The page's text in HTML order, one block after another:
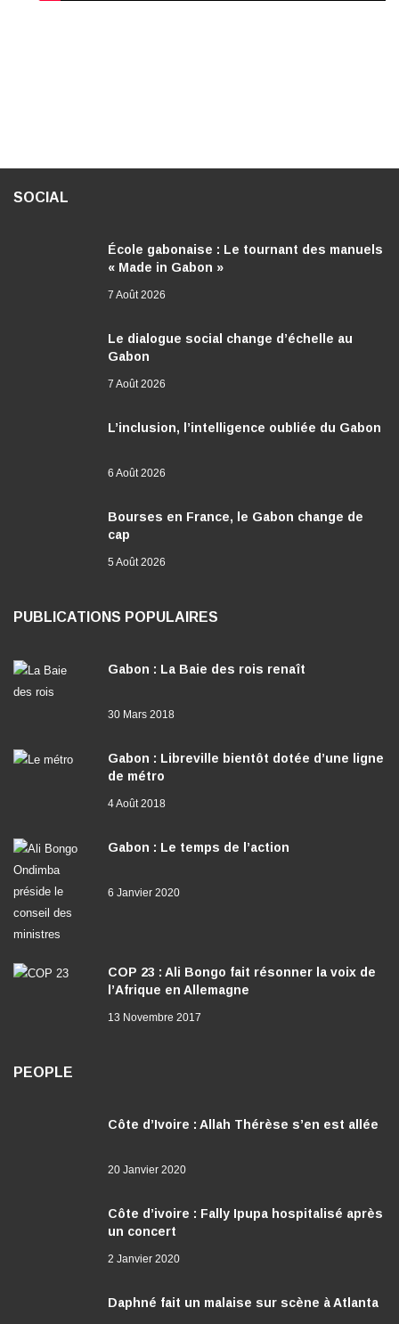
SOCIAL
École gabonaise : Le tournant des manuels
« Made in Gabon »
7 Août 2026
Le dialogue social change d’échelle au
Gabon
7 Août 2026
L’inclusion, l’intelligence oubliée du Gabon
6 Août 2026
Bourses en France, le Gabon change de
cap
5 Août 2026
PUBLICATIONS POPULAIRES
Gabon : La Baie des rois renaît
30 Mars 2018
Gabon : Libreville bientôt dotée d’une ligne
de métro
4 Août 2018
Gabon : Le temps de l’action
6 Janvier 2020
COP 23 : Ali Bongo fait résonner la voix de
l’Afrique en Allemagne
13 Novembre 2017
PEOPLE
Côte d’Ivoire : Allah Thérèse s’en est allée
20 Janvier 2020
Côte d’ivoire : Fally Ipupa hospitalisé après
un concert
2 Janvier 2020
Daphné fait un malaise sur scène à Atlanta